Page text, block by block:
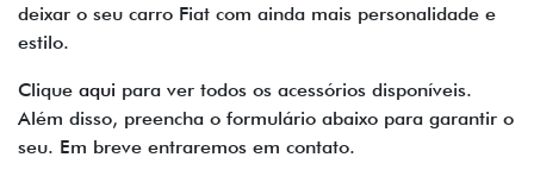
deixar o seu carro Fiat com ainda mais personalidade e
estilo.
Clique aqui para ver todos os acessórios disponíveis.
Além disso, preencha o formulário abaixo para garantir o
seu. Em breve entraremos em contato.